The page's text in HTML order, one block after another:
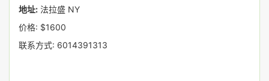
地址: 法拉盛 NY
价格: $1600
联系方式: 6014391313